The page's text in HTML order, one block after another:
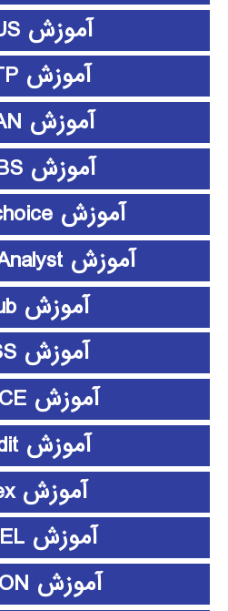
آموزش EDIUS
آموزش EMTP
آموزش ePLAN
آموزش ETABS
آموزش expert choice
آموزش Frontier Analyst
آموزش github
آموزش HFSS
آموزش HSPICE
آموزش L-Edit
آموزش Latex
آموزش LISREL
آموزش LUMION